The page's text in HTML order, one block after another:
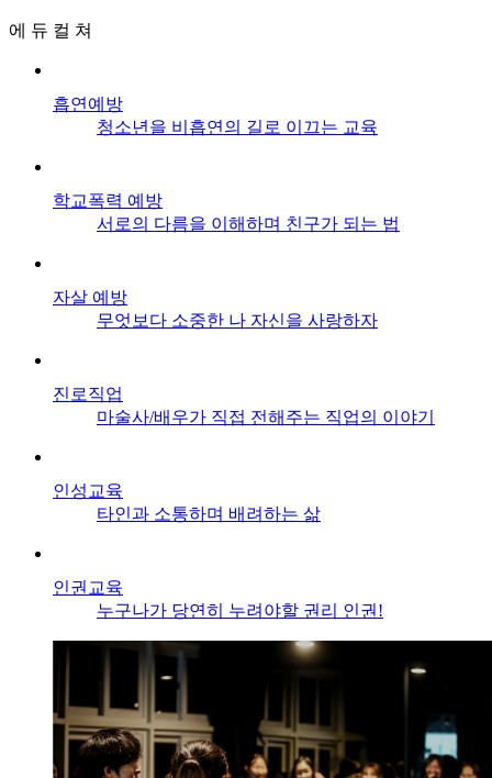
에 듀 컬 쳐
흡연예방
청소년을 비흡연의 길로 이끄는 교육
학교폭력 예방
서로의 다름을 이해하며 친구가 되는 법
자살 예방
무엇보다 소중한 나 자신을 사랑하자
진로직업
마술사/배우가 직접 전해주는 직업의 이야기
인성교육
타인과 소통하며 배려하는 삶
인권교육
누구나가 당연히 누려야할 권리 인권!